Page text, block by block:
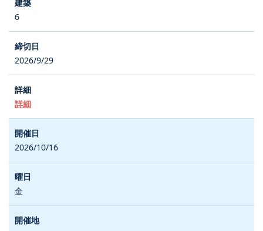
6
2026/9/29
詳細
2026/10/16
金